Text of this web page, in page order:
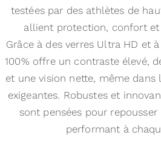
testées par des athlètes de
allient protection, confort et
Grâce à des verres Ultra HD et
100% offre un contraste élevé,
et une vision nette, même
exigeantes. Robustes et
sont pensées pour
performant à